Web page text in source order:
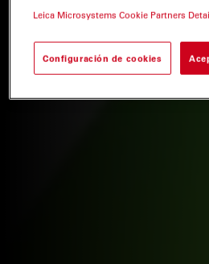
Leica Microsystems Cookie Partners
Configuración de cookies